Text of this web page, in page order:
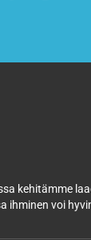
kehitämme
ihminen voi